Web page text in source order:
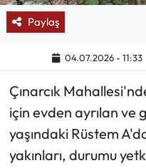
Paylaş
04.07.2026 - 11:33
Çınarcık
için evden ayrılan ve
yaşındaki Rüstem
yakınları, durumu
Manşet
BIK
ASTROLOJİ